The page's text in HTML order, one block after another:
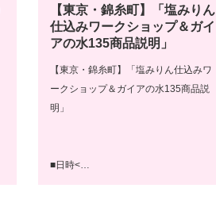
【東京・錦糸町】「塩みりん
仕込みワークショップ＆ガイ
アの水135商品説明」
【東京・錦糸町】「塩みりん仕込みワ
ークショップ＆ガイアの水135商品説
明」
■日時<…